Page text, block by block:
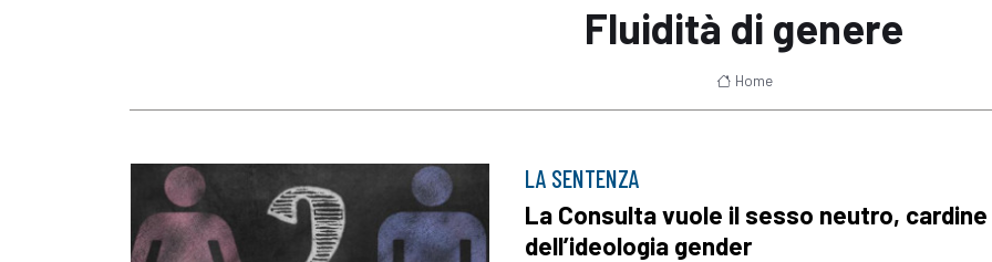
Fluidità di genere
Home
LA SENTENZA
La Consulta vuole il sesso neutro, cardine
dell’ideologia gender